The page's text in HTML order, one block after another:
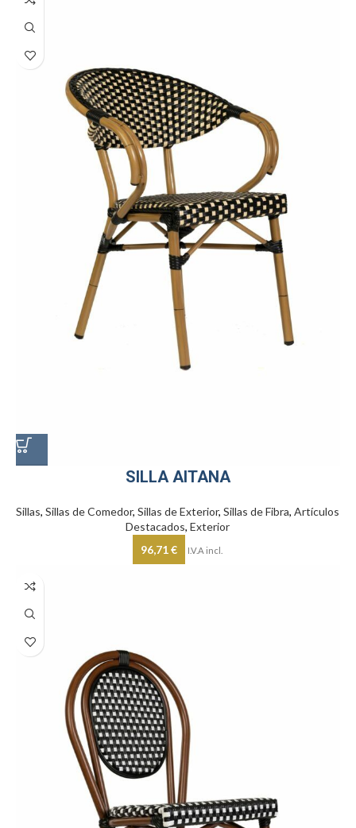
SILLA AITANA
Sillas,Sillas de Comedor,Sillas de Exterior,Sillas de Fibra,Artículos
Destacados,Exterior
96,71€ I.V.A incl.